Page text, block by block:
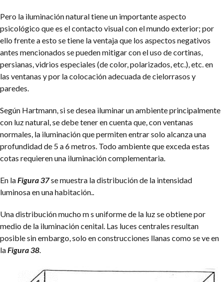
Pero la iluminación natural tiene un importante aspecto
psicológico que es el contacto visual con el mundo exterior; por
ello frente a esto se tiene la ventaja que los aspectos negativos
antes mencionados se pueden mitigar con el uso de cortinas,
persianas, vidrios especiales (de color, polarizados, etc.), etc. en
las ventanas y por la colocación adecuada de cielorrasos y
paredes.
Según Hartmann, si se desea iluminar un ambiente principalmente
con luz natural, se debe tener en cuenta que, con ventanas
normales, la iluminación que permiten entrar solo alcanza una
profundidad de 5 a 6 metros. Todo ambiente que exceda estas
cotas requieren una iluminación complementaria.
En laFigura 37se muestra la distribución de la intensidad
luminosa en una habitación..
Una distribución mucho m s uniforme de la luz se obtiene por
medio de la iluminación cenital. Las luces centrales resultan
posible sin embargo, solo en construcciones llanas como se ve en
laFigura 38